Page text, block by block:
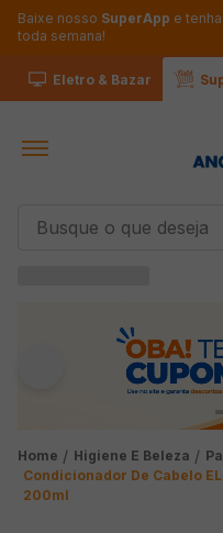
Baixe nosso SuperApp e
toda semana!
Eletro & Bazar
Higiene E Beleza
Condicionador De Cabelo
200ml